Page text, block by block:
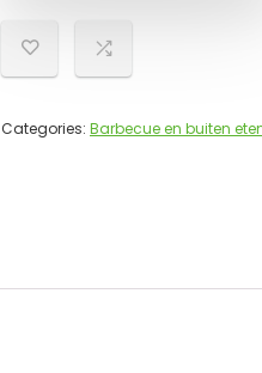
Categories: Barbecue en buiten